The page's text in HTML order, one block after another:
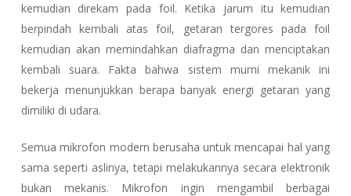
kemudian direkam pada foil. Ketika jarum itu kemudian
berpindah kembali atas foil, getaran tergores pada foil
kemudian akan memindahkan diafragma dan menciptakan
kembali suara. Fakta bahwa sistem murni mekanik ini
bekerja menunjukkan berapa banyak energi getaran yang
dimiliki di udara.
Semua mikrofon modern berusaha untuk mencapai hal yang
sama seperti aslinya, tetapi melakukannya secara elektronik
bukan mekanis. Mikrofon ingin mengambil berbagai